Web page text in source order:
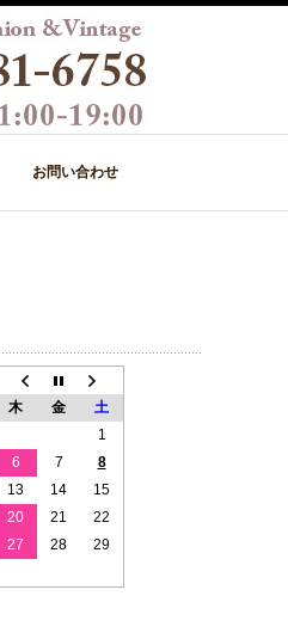
お問い合わせ
木 金
土
1
6 7
8
13 14
15
20 21
22
27 28
29